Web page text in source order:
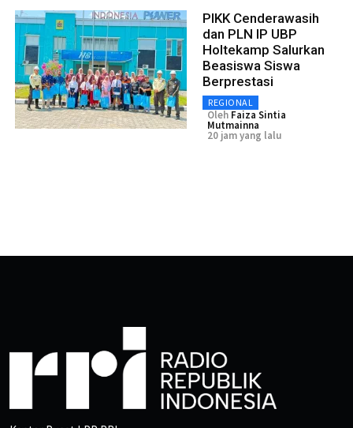
PIKK Cenderawasih
dan PLN IP UBP
Holtekamp Salurkan
Beasiswa Siswa
Berprestasi
REGIONAL
Oleh Faiza Sintia
Mutmainna
20 jam yang lalu